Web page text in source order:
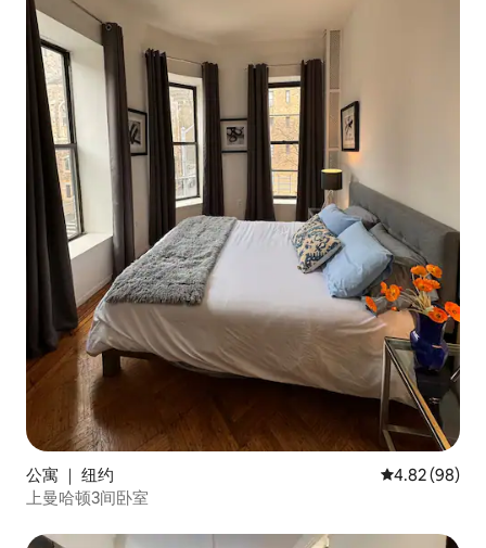
公寓 ｜ 纽约 平均评分 4.82
4.82 (98)
上曼哈顿3间卧室